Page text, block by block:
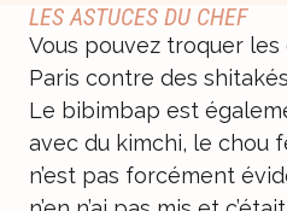
LES ASTUCES DU CHEF
Vous pouvez troquer
Paris contre des
Le bibimbap est
avec du kimchi, le chou
n’est pas forcément